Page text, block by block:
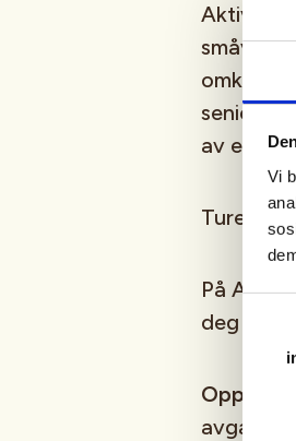
Vi
Aktiv i
omkring
av en
Turene
På Aktiv
deg en
Oppmøte
avgang